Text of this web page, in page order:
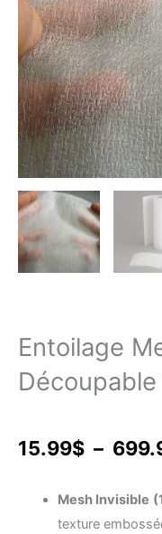
Entoilage
15.99$ –
Mesh Invisible
texture